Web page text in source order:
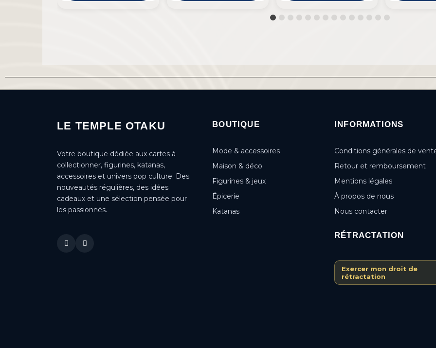
LE TEMPLE OTAKU
Votre boutique dédiée aux cartes à
collectionner, figurines, katanas,
accessoires et univers pop culture. Des
nouveautés régulières, des idées
cadeaux et une sélection pensée pour
les passionnés.
BOUTIQUE
Mode & accessoires
Maison & déco
Figurines & jeux
Épicerie
Katanas
INFORMATIONS
Conditions générales de
Retour et remboursement
Mentions légales
À propos de nous
Nous contacter
RÉTRACTATION
Exercer mon droit de
rétractation